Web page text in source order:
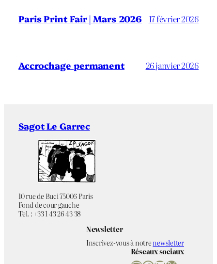
Paris Print Fair | Mars 2026 17 février 2026
Accrochage permanent 26 janvier 2026
Sagot Le Garrec
10 rue de Buci 75006 Paris
Fond de cour gauche
Tel. : +33 1 43 26 43 38
Newsletter
Inscrivez-vous à notrenewsletter
Réseaux sociaux